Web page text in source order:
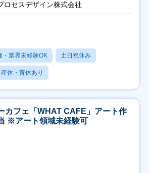
ロセスデザイン株式会社
・業界未経験OK 土日祝休み
産休・育休あり
カフェ「WHAT CAFE」アート作
※アート領域未経験可